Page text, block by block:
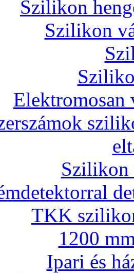
Szilikon
Szilikon
Elektromosan
Szilikon
TKK
1200
Ipari és